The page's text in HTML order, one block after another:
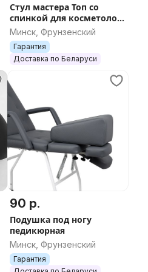
электромоторов
и качество сборки
вариантов
эксплуатации и уходу
по Минску и всей
сайте.
публичной офертой.
Республика
Стул мастера Топ со
спинкой для косметолога
(хром, Eco PE 201)
Минск, Фрунзенский
Гарантия
Доставка по Беларуси
90 р.
Подушка под ногу
педикюрная
Минск, Фрунзенский
Гарантия